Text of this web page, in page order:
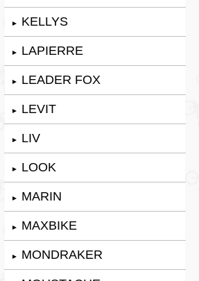
► KELLYS
► LAPIERRE
► LEADER FOX
► LEVIT
► LIV
► LOOK
► MARIN
► MAXBIKE
► MONDRAKER